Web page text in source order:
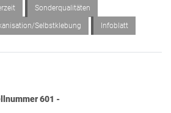
Sonderqualitäten
Selbstklebung Infoblatt
601 -